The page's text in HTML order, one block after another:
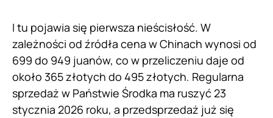
I tu pojawia się pierwsza nieścisłość. W
zależności od źródła cena w Chinach wynosi od
699 do 949 juanów, co w przeliczeniu daje od
około 365 złotych do 495 złotych. Regularna
sprzedaż w Państwie Środka ma ruszyć 23
stycznia 2026 roku, a przedsprzedaż już się